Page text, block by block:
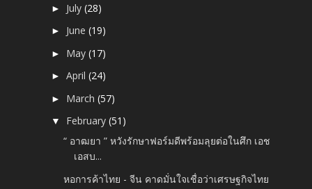
► July(28)
► June(19)
► May(17)
►April(24)
► March(57)
▼ February(51)
“ อาฒยา ” หวังรักษาฟอร์มดีพร้อมลุยต่อในศึก เอช
เอสบ...
หอการค้าไทย - จีน คาดมั่นใจเชื่อว่าเศรษฐกิจไทย